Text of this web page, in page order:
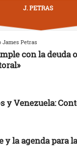
J. PETRAS
Petras
con la deuda
y Venezuela:
y la agenda para